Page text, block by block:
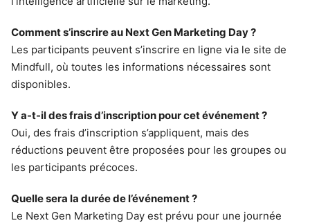
Comment s’inscrire au Next Gen Marketing Day ?
Les participants peuvent s’inscrire en ligne via le site de
Mindfull, où toutes les informations nécessaires sont
disponibles.
Y a-t-il des frais d’inscription pour cet événement ?
Oui, des frais d’inscription s’appliquent, mais des
réductions peuvent être proposées pour les groupes ou
les participants précoces.
Quelle sera la durée de l’événement ?
Le Next Gen Marketing Day est prévu pour une journée